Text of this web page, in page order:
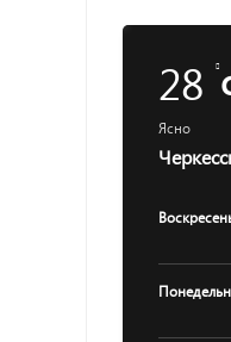
28
Ясно